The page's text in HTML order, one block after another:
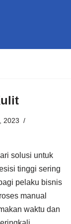
2023
solusi untuk
tinggi sering
pelaku bisnis
manual
waktu dan